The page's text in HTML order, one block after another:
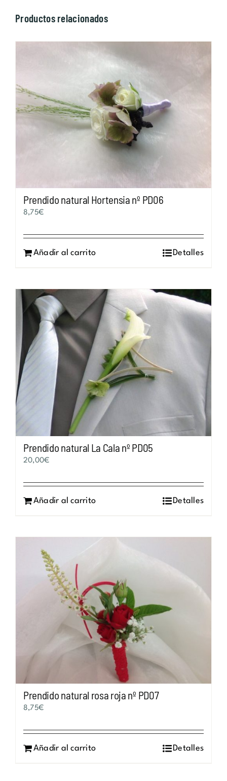
Productos relacionados
Prendido natural Hortensia nº PD06
8,75€
Añadir al carrito Detalles
Prendido natural La Cala nº PD05
20,00€
Añadir al carrito Detalles
Prendido natural rosa roja nº PD07
8,75€
Añadir al carrito Detalles